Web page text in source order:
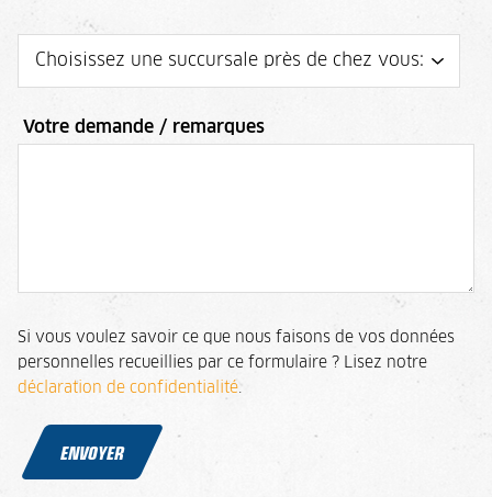
Votre demande / remarques
Si vous voulez savoir ce que nous faisons de vos données
personnelles recueillies par ce formulaire ? Lisez notre
déclaration de confidentialité
ENVOYER